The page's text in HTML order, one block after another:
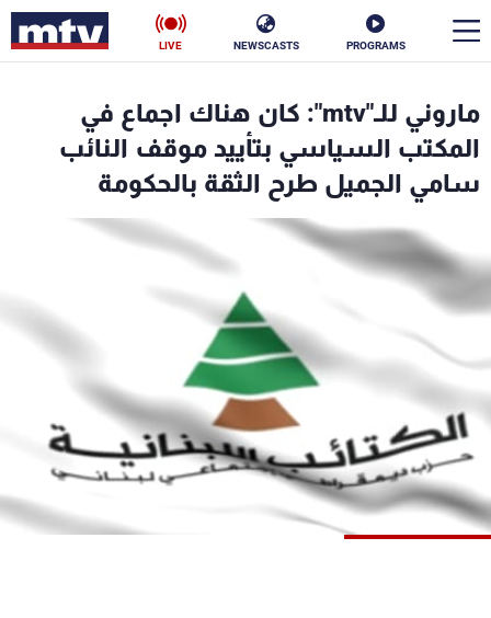
PROGRAMS
NEWSCASTS
LIVE
ماروني للـ"mtv": كان هناك اجماع في
المكتب السياسي بتأييد موقف النائب
سامي الجميل طرح الثقة بالحكومة
الأخبار
سياسة ناس
إقتصاد فن
منوعات رياضة
كأس العالم
البرامج
جدول البرامج
شاهد البرامج
الترددات